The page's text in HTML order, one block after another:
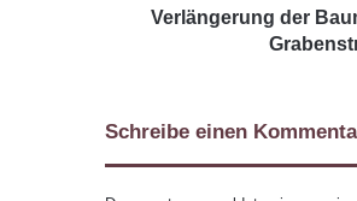
Verlängerung der
Schreibe einen